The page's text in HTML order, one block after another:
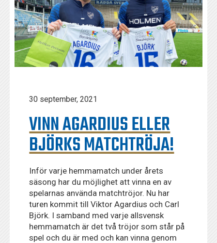
30 september, 2021
VINN AGARDIUS ELLER
BJÖRKS MATCHTRÖJA!
Inför varje hemmamatch under årets
säsong har du möjlighet att vinna en av
spelarnas använda matchtröjor. Nu har
turen kommit till Viktor Agardius och Carl
Björk. I samband med varje allsvensk
hemmamatch är det två tröjor som står på
spel och du är med och kan vinna genom